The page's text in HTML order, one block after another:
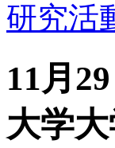
研究活
11月
大学